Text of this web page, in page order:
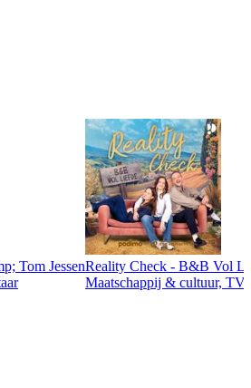
Tom JessenReality Check - B&B Vol
Maatschappij & cultuur,